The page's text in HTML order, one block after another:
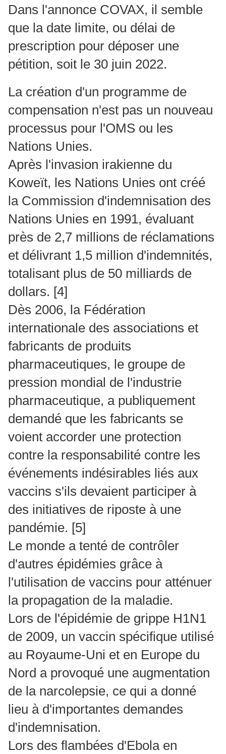
Dans l'annonce COVAX, il semble
que la date limite, ou délai de
prescription pour déposer une
pétition, soit le 30 juin 2022.
La création d'un programme de
compensation n'est pas un nouveau
processus pour l'OMS ou les
Nations Unies.
Après l'invasion irakienne du
Koweït, les Nations Unies ont créé
la Commission d'indemnisation des
Nations Unies en 1991, évaluant
près de 2,7 millions de réclamations
et délivrant 1,5 million d'indemnités,
totalisant plus de 50 milliards de
dollars. [4]
Dès 2006, la Fédération
internationale des associations et
fabricants de produits
pharmaceutiques, le groupe de
pression mondial de l'industrie
pharmaceutique, a publiquement
demandé que les fabricants se
voient accorder une protection
contre la responsabilité contre les
événements indésirables liés aux
vaccins s'ils devaient participer à
des initiatives de riposte à une
pandémie. [5]
Le monde a tenté de contrôler
d'autres épidémies grâce à
l'utilisation de vaccins pour atténuer
la propagation de la maladie.
Lors de l'épidémie de grippe H1N1
de 2009, un vaccin spécifique utilisé
au Royaume-Uni et en Europe du
Nord a provoqué une augmentation
de la narcolepsie, ce qui a donné
lieu à d'importantes demandes
d'indemnisation.
Lors des flambées d'Ebola en